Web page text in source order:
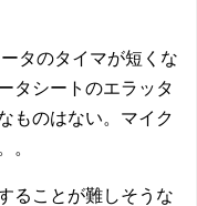
タのタイマが短くな
タシートのエラッタ
ものはない。マイク
。
ることが難しそうな